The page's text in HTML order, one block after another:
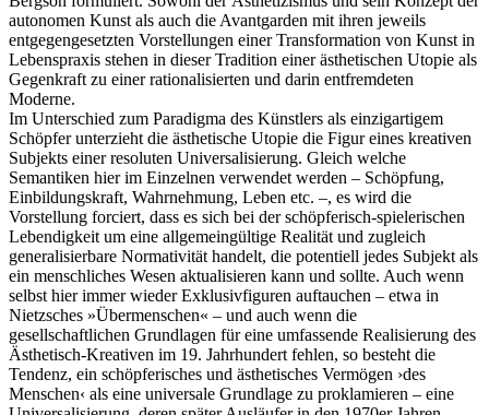
autonomen Kunst als auch die Avantgarden mit ihren jeweils
entgegengesetzten Vorstellungen einer Transformation von Kunst in
Lebenspraxis stehen in dieser Tradition einer ästhetischen Utopie als
Gegenkraft zu einer rationalisierten und darin entfremdeten
Moderne.
Im Unterschied zum Paradigma des Künstlers als einzigartigem
Schöpfer unterzieht die ästhetische Utopie die Figur eines kreativen
Subjekts einer resoluten Universalisierung. Gleich welche
Semantiken hier im Einzelnen verwendet werden – Schöpfung,
Einbildungskraft, Wahrnehmung, Leben etc. –, es wird die
Vorstellung forciert, dass es sich bei der schöpferisch-spielerischen
Lebendigkeit um eine allgemeingültige Realität und zugleich
generalisierbare Normativität handelt, die potentiell jedes Subjekt als
ein menschliches Wesen aktualisieren kann und sollte. Auch wenn
selbst hier immer wieder Exklusivfiguren auftauchen – etwa in
Nietzsches »Übermenschen« – und auch wenn die
gesellschaftlichen Grundlagen für eine umfassende Realisierung des
Ästhetisch-Kreativen im 19. Jahrhundert fehlen, so besteht die
Tendenz, ein schöpferisches und ästhetisches Vermögen ›des
Menschen‹ als eine universale Grundlage zu proklamieren – eine